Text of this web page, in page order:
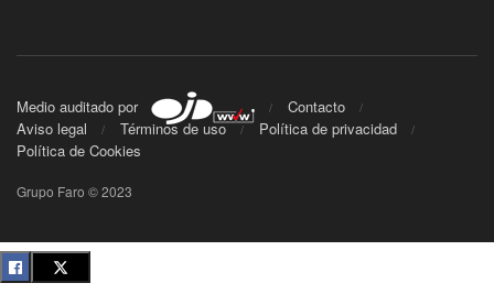
Medio auditado por
Contacto
Aviso legal
Términos de uso
Política de privacidad
Política de Cookies
Grupo Faro © 2023